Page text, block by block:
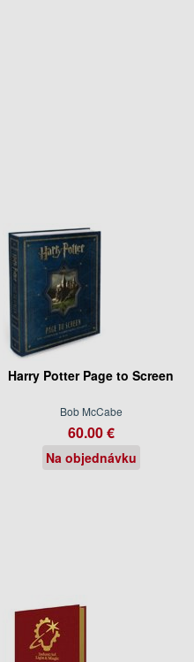
Harry Potter Page to Screen
Bob McCabe
60.00 €
Na objednávku